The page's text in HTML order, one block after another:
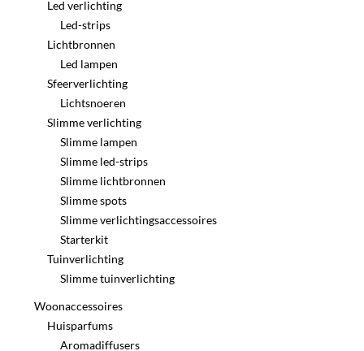
Led verlichting
Led-strips
Lichtbronnen
Led lampen
Sfeerverlichting
Lichtsnoeren
Slimme verlichting
Slimme lampen
Slimme led-strips
Slimme lichtbronnen
Slimme spots
Slimme verlichtingsaccessoires
Starterkit
Tuinverlichting
Slimme tuinverlichting
Woonaccessoires
Huisparfums
Aromadiffusers